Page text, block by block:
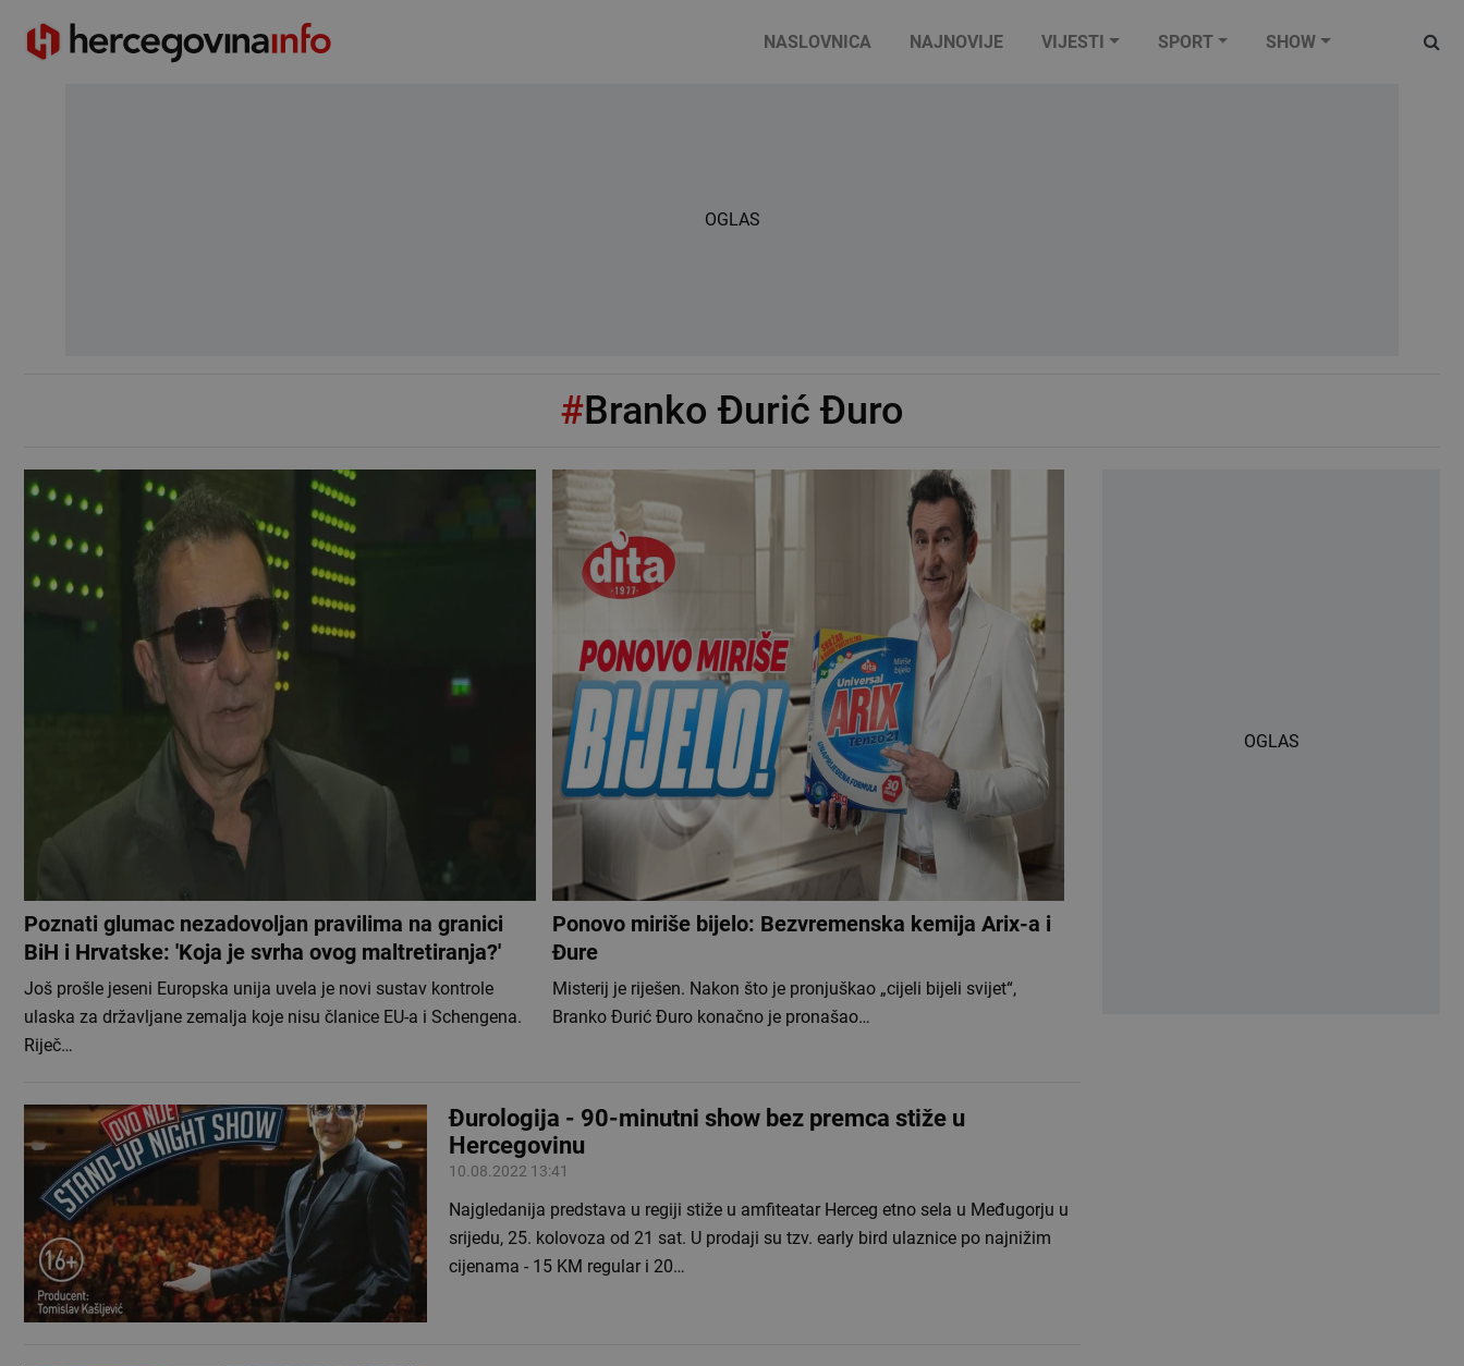
NASLOVNICA NAJNOVIJE VIJESTI SPORT SHOW
OGLAS
#Branko Đurić Đuro
Poznati glumac nezadovoljan pravilima na granici
BiH i Hrvatske: 'Koja je svrha ovog maltretiranja?'
Još prošle jeseni Europska unija uvela je novi sustav kontrole
ulaska za državljane zemalja koje nisu članice EU-a i Schengena.
Riječ…
Ponovo miriše bijelo: Bezvremenska kemija Arix-a i
Đure
Misterij je riješen. Nakon što je pronjuškao „cijeli bijeli svijet“,
Branko Đurić Đuro konačno je pronašao…
Đurologija - 90-minutni show bez premca stiže u
Hercegovinu
10.08.2022 13:41
Najgledanija predstava u regiji stiže u amfiteatar Herceg etno sela u Međugorju u
srijedu, 25. kolovoza od 21 sat. U prodaji su tzv. early bird ulaznice po najnižim
cijenama - 15 KM regular i 20…
OGLAS